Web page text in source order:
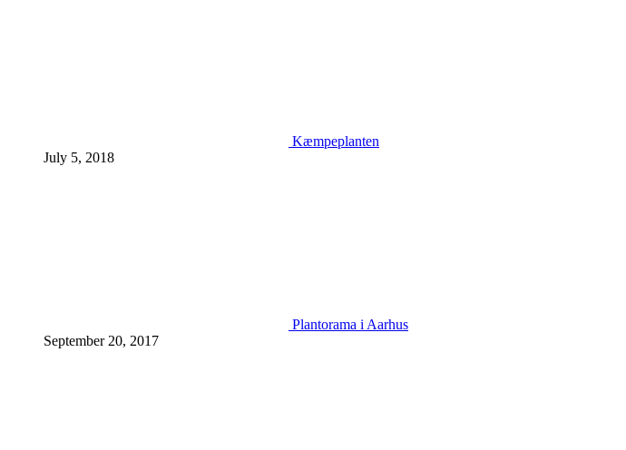
Kæmpeplanten
July 5, 2018
Plantorama i Aarhus
September 20, 2017